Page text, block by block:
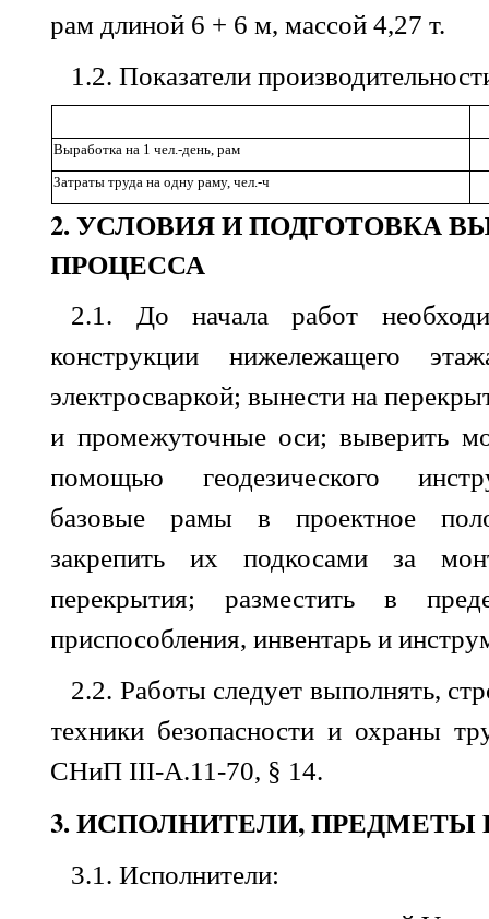
рам длиной 6 + 6м,массой 4,27т.
1.2.Показатели
Выработка на 1чел .-день ,рам
Затраты труда на одну раму,чел .-ч
2. УСЛОВИЯ И ПОДГОТОВКА
ПРОЦЕССА
2.1 . До начала работ
конструкции
нижележащего
электросваркой;вынести на
и промежуточные оси;выверить
помощью
геодезического
базовые
рамы в проектное
закрепить
их подкосами за
перекрытия;разместить в
приспособления,инвентарь и
2.2. Работы следует выполнять,
техники безопасности и охраны
СНиП III-А.11-70, § 14.
3. ИСПОЛНИТЕЛИ, ПРЕДМЕТЫ
3.1 .Исполнители: